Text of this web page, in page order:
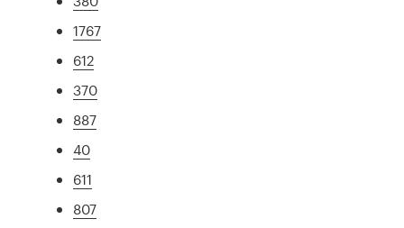
1767
612
370
887
40
611
807